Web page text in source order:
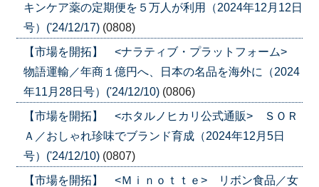
キンケア薬の定期便を５万人が利用（2024年12月12日
号）('24/12/17) (0808)
【市場を開拓】 <ナラティブ・プラットフォーム>
物語運輸／年商１億円へ、日本の名品を海外に（2024
年11月28日号）('24/12/10) (0806)
【市場を開拓】 <ホタルノヒカリ公式通販> ＳＯＲ
Ａ／おしゃれ珍味でブランド育成（2024年12月5日
号）('24/12/10) (0807)
【市場を開拓】 <Ｍｉｎｏｔｔｅ> リボン食品／女